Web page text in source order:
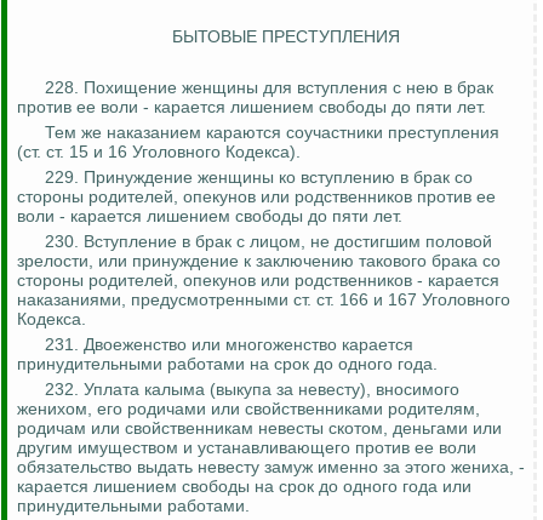
БЫТОВЫЕ ПРЕСТУПЛЕНИЯ
228. Похищение женщины для вступления с нею в брак
против ее воли - карается лишением свободы до пяти лет.
Тем же наказанием караются соучастники преступления
(ст. ст. 15 и 16 Уголовного Кодекса).
229. Принуждение женщины ко вступлению в брак со
стороны родителей, опекунов или родственников против ее
воли - карается лишением свободы до пяти лет.
230. Вступление в брак с лицом, не достигшим половой
зрелости, или принуждение к заключению такового брака со
стороны родителей, опекунов или родственников - карается
наказаниями, предусмотренными ст. ст. 166 и 167 Уголовного
Кодекса.
231. Двоеженство или многоженство карается
принудительными работами на срок до одного года.
232. Уплата калыма (выкупа за невесту), вносимого
женихом, его родичами или свойственниками родителям,
родичам или свойственникам невесты скотом, деньгами или
другим имуществом и устанавливающего против ее воли
обязательство выдать невесту замуж именно за этого жениха, -
карается лишением свободы на срок до одного года или
принудительными работами.